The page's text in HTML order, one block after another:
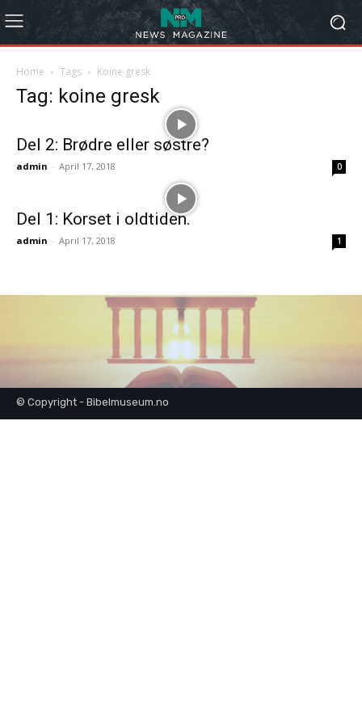
Home Tags Koine gresk
Tag: koine gresk
Del 2: Brødre eller søstre?
admin - April 17, 2018 0
Del 1: Korset i oldtiden.
admin - April 17, 2018 1
© Copyright - Bibelmuseum.no